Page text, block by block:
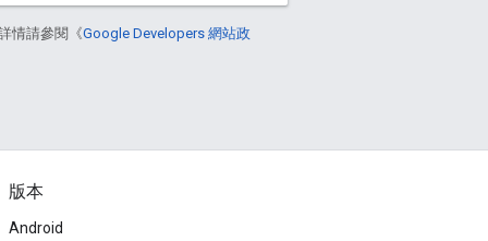
情請參閱《Google Developers 網站政
版本
Android